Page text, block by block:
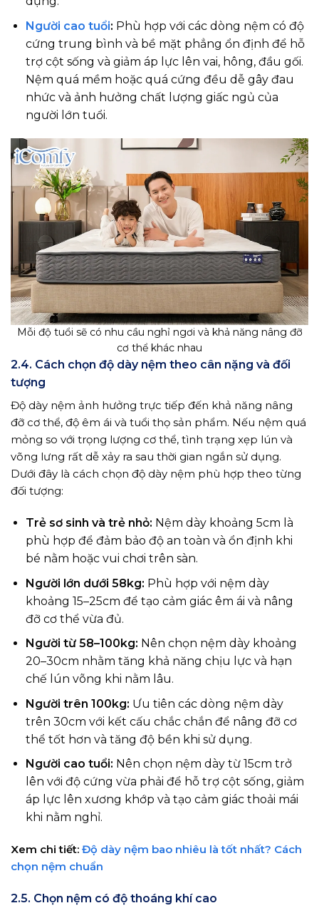
Người cao tuổi: Phù hợp với các dòng nệm có độ
cứng trung bình và bề mặt phẳng ổn định để hỗ
trợ cột sống và giảm áp lực lên vai, hông, đầu gối.
Nệm quá mềm hoặc quá cứng đều dễ gây đau
nhức và ảnh hưởng chất lượng giấc ngủ của
người lớn tuổi.
Mỗi độ tuổi sẽ có nhu cầu nghỉ ngơi và khả năng nâng đỡ
cơ thể khác nhau
2.4. Cách chọn độ dày nệm theo cân nặng và đối
tượng
Độ dày nệm ảnh hưởng trực tiếp đến khả năng nâng
đỡ cơ thể, độ êm ái và tuổi thọ sản phẩm. Nếu nệm quá
mỏng so với trọng lượng cơ thể, tình trạng xẹp lún và
võng lưng rất dễ xảy ra sau thời gian ngắn sử dụng.
Dưới đây là cách chọn độ dày nệm phù hợp theo từng
đối tượng:
Trẻ sơ sinh và trẻ nhỏ: Nệm dày khoảng 5cm là
phù hợp để đảm bảo độ an toàn và ổn định khi
bé nằm hoặc vui chơi trên sàn.
Người lớn dưới 58kg: Phù hợp với nệm dày
khoảng 15–25cm để tạo cảm giác êm ái và nâng
đỡ cơ thể vừa đủ.
Người từ 58–100kg: Nên chọn nệm dày khoảng
20–30cm nhằm tăng khả năng chịu lực và hạn
chế lún võng khi nằm lâu.
Người trên 100kg: Ưu tiên các dòng nệm dày
trên 30cm với kết cấu chắc chắn để nâng đỡ cơ
thể tốt hơn và tăng độ bền khi sử dụng.
Người cao tuổi: Nên chọn nệm dày từ 15cm trở
lên với độ cứng vừa phải để hỗ trợ cột sống, giảm
áp lực lên xương khớp và tạo cảm giác thoải mái
khi nằm nghỉ.
Xem chi tiết: Độ dày nệm bao nhiêu là tốt nhất? Cách
chọn nệm chuẩn
2.5. Chọn nệm có độ thoáng khí cao